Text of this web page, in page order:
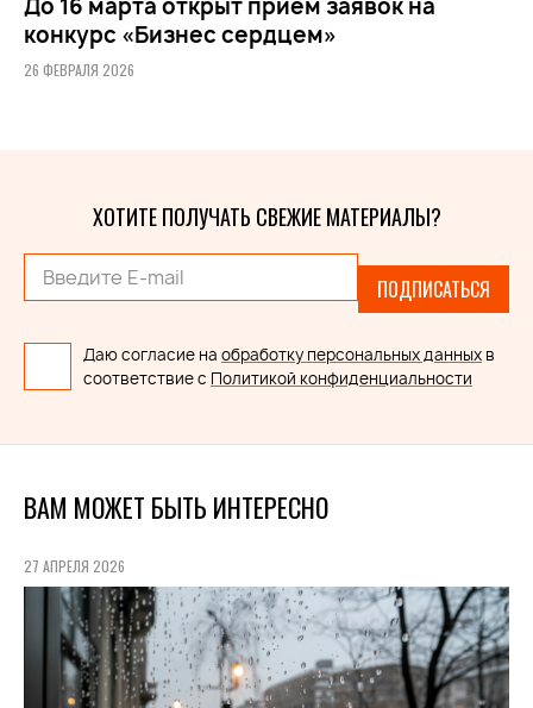
До 16 марта открыт приём заявок на
конкурс «Бизнес сердцем»
26 ФЕВРАЛЯ 2026
ХОТИТЕ ПОЛУЧАТЬ СВЕЖИЕ МАТЕРИАЛЫ?
ПОДПИСАТЬСЯ
Даю согласие на обработку персональных данных в
соответствие с Политикой конфиденциальности
ВАМ МОЖЕТ БЫТЬ ИНТЕРЕСНО
27 АПРЕЛЯ 2026